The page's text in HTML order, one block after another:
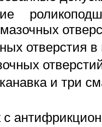
отверстия
и три